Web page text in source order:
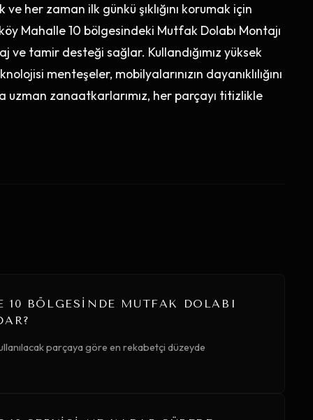
her zaman ilk günkü şıklığını korumak için
Mahalle 10 bölgesindeki Mutfak Dolabı Montajı
tamir desteği sağlar. Kullandığımız yüksek
menteşeler, mobilyalarınızın dayanıklılığını
uzman zanaatkarlarımız, her parçayı titizlikle
BÖLGESINDE MUTFAK DOLABI
parçaya göre en rekabetçi düzeyde